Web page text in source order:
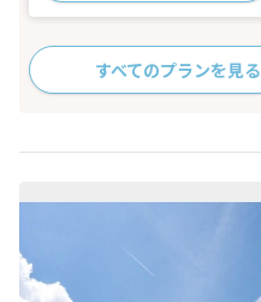
すべてのプランを見る